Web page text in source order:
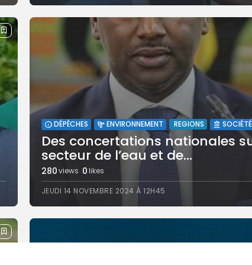
DÉPÊCHES ENVIRONNEMENT REGIONS SOCIÉTÉ
Des concertations nationales
secteur de l’eau et de...
280views 0likes
JEUDI 14 NOVEMBRE 2024 À 12H45